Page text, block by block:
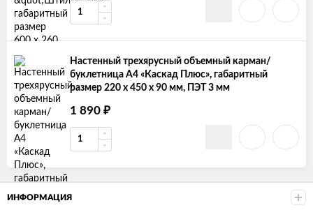
Настенный трехярусный объемный карман/
буклетница А4 «Каскад Плюс», габаритный
размер 220 x 450 x 90 мм, ПЭТ 3 мм
1 890 ₽
ИНФОРМАЦИЯ